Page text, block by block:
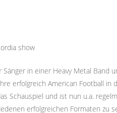
Sänger in einer Heavy Metal Band
erfolgreich American Football in
Schauspiel und ist nun u.a.
erfolgreichen Formaten zu